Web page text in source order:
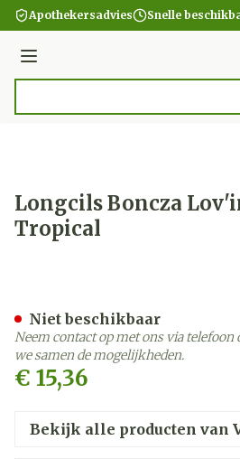
Ga naar de inhoud
Apothekersadvies Snelle
Menu
Longcils Boncza
Tropical
€ 15,36
Niet beschikbaar
Neem contact op met ons via
we samen de mogelijkheden.
Bekijk alle producten van